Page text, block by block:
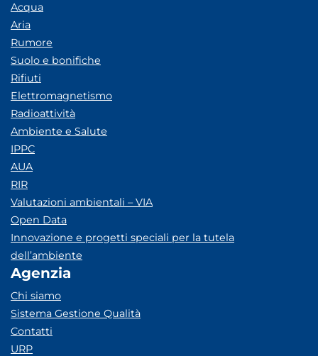
Acqua
Aria
Rumore
Suolo e bonifiche
Rifiuti
Elettromagnetismo
Radioattività
Ambiente e Salute
IPPC
AUA
RIR
Valutazioni ambientali – VIA
Open Data
Innovazione e progetti speciali per la tutela
dell’ambiente
Agenzia
Chi siamo
Sistema Gestione Qualità
Contatti
URP